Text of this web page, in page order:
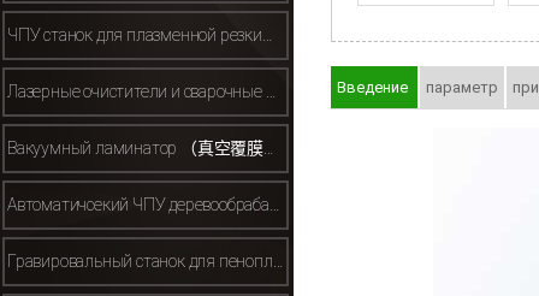
Введение параметр